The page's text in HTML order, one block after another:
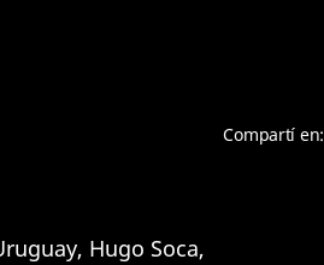
Compartí en:
Hugo Soca,